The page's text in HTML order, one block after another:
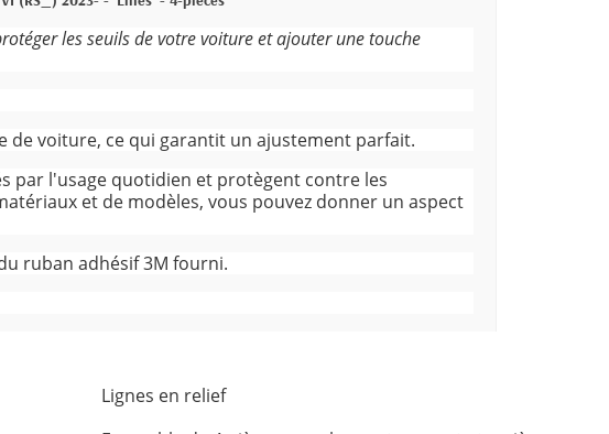
les seuils de votre voiture et ajouter une touche
voiture, ce qui garantit un ajustement parfait.
par l'usage quotidien et protègent contre les
et de modèles, vous pouvez donner un aspect
ruban adhésif 3M fourni.
Lignes en relief